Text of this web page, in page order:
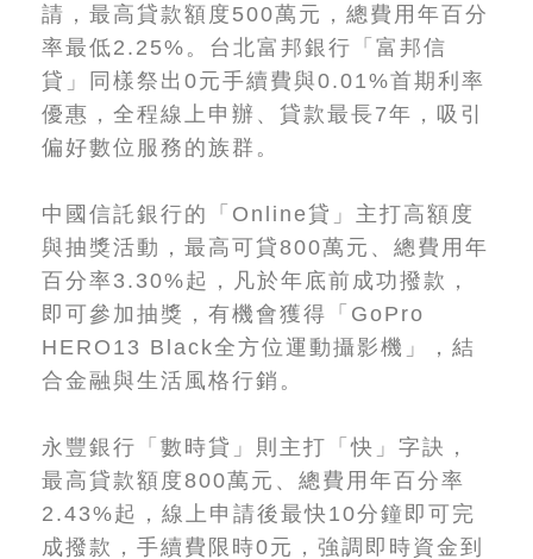
請，最高貸款額度500萬元，總費用年百分
率最低2.25%。台北富邦銀行「富邦信
貸」同樣祭出0元手續費與0.01%首期利率
優惠，全程線上申辦、貸款最長7年，吸引
偏好數位服務的族群。
中國信託銀行的「Online貸」主打高額度
與抽獎活動，最高可貸800萬元、總費用年
百分率3.30%起，凡於年底前成功撥款，
即可參加抽獎，有機會獲得「GoPro
HERO13 Black全方位運動攝影機」，結
合金融與生活風格行銷。
永豐銀行「數時貸」則主打「快」字訣，
最高貸款額度800萬元、總費用年百分率
2.43%起，線上申請後最快10分鐘即可完
成撥款，手續費限時0元，強調即時資金到